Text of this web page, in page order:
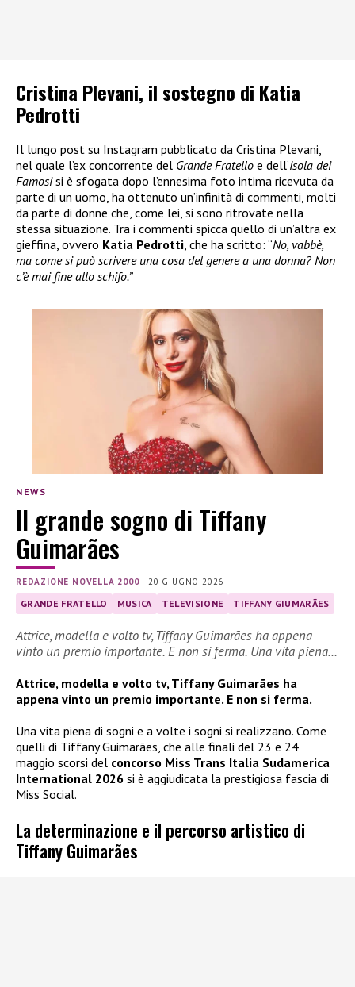
Cristina Plevani, il sostegno di Katia
Pedrotti
Il lungo post su Instagram pubblicato da Cristina Plevani,
nel quale l’ex concorrente del Grande Fratello e dell’Isola dei
Famosisi è sfogata dopo l’ennesima foto intima ricevuta da
parte di un uomo, ha ottenuto un’infinità di commenti, molti
da parte di donne che, come lei, si sono ritrovate nella
stessa situazione. Tra i commenti spicca quello di un’altra ex
gieffina, ovvero Katia Pedrotti , che ha scritto: “No, vabbè,
ma come si può scrivere una cosa del genere a una donna? Non
c’è mai fine allo schifo.”
NEWS
Il grande sogno di Tiffany
Guimarães
REDAZIONE NOVELLA 2000|20 GIUGNO 2026
GRANDE FRATELLO MUSICA TELEVISIONE TIFFANY GIUMARÃES
Attrice, modella e volto tv, Tiffany Guimarães ha appena
vinto un premio importante. E non si ferma. Una vita piena…
Attrice, modella e volto tv, Tiffany Guimarães ha
appena vinto un premio importante. E non si ferma.
Una vita piena di sogni e a volte i sogni si realizzano. Come
quelli di Tiffany Guimarães, che alle finali del 23 e 24
maggio scorsi del concorso Miss Trans Italia Sudamerica
International 2026 si è aggiudicata la prestigiosa fascia di
Miss Social.
La determinazione e il percorso artistico di
Tiffany Guimarães